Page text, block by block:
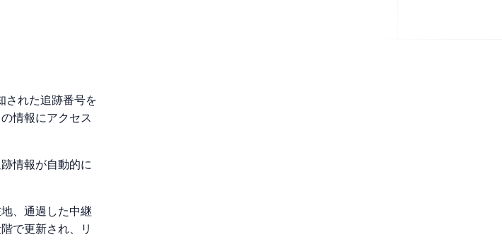
された追跡番号を
情報にアクセス
情報が自動的に
、通過した中継
で更新され、リ